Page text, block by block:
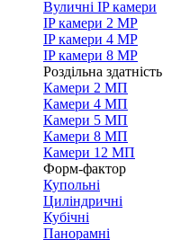
Вуличні IP камери
IP камери 2 MP
IP камери 4 MP
IP камери 8 MP
Роздільна здатність
Камери 2 МП
Камери 4 МП
Камери 5 МП
Камери 8 МП
Камери 12 МП
Форм-фактор
Купольні
Циліндричні
Кубічні
Панорамні